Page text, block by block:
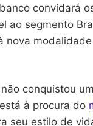
convidará
ao segmento
nova
conquistou
à procura do
seu estilo de